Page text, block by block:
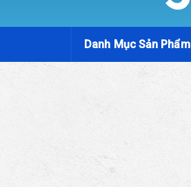
Danh Mục Sản Phẩm